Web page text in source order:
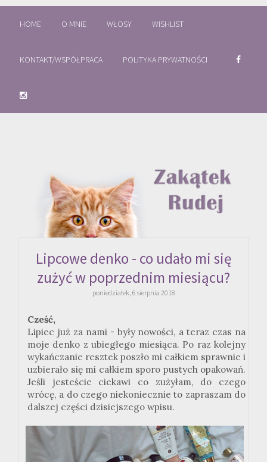
HOME O MNIE WŁOSY WISHLIST
KONTAKT/WSPÓŁPRACA POLITYKA PRYWATNOŚCI
Lipcowe denko - co udało mi się
zużyć w poprzednim miesiącu?
poniedziałek, 6 sierpnia 2018
Cześć,
Lipiec już za nami - były nowości, a teraz czas na
moje denko z ubiegłego miesiąca. Po raz kolejny
wykańczanie resztek poszło mi całkiem sprawnie i
uzbierało się mi całkiem sporo pustych opakowań.
Jeśli jesteście ciekawi co zużyłam, do czego
wrócę, a do czego niekoniecznie to zapraszam do
dalszej części dzisiejszego wpisu.